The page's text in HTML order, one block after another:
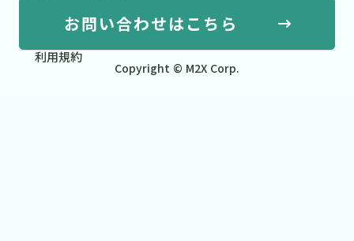
お問い合わせはこちら
利用規約
Copyright © M2X Corp.